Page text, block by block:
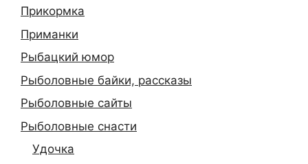
Прикормка
Приманки
Рыбацкий юмор
Рыболовные байки, рассказы
Рыболовные сайты
Рыболовные снасти
Удочка